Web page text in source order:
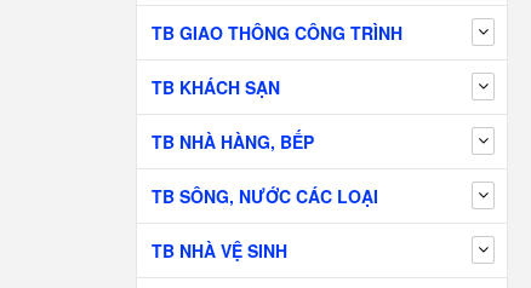
TB GIAO THÔNG CÔNG TRÌNH
TB KHÁCH SẠN
TB NHÀ HÀNG, BẾP
TB SÔNG, NƯỚC CÁC LOẠI
TB NHÀ VỆ SINH